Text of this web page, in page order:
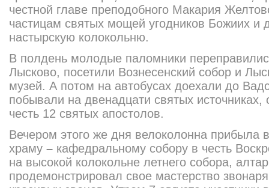
честной главе преподобного Макария
ча­стицам святых мощей угодников Божиих
настырскую колокольню.
В полдень молодые паломники
Лысково, посетили Воз­несенский собор и
музей. А потом на автобусах доехали до
побывали на двенадцати святых
честь 12 святых апостолов.
Вечером этого же дня велоко­лонна прибыла
храму – кафедраль­ному собору в честь
на высокой ко­локольне летнего собора,
продемонстри­ровал свое мастерство